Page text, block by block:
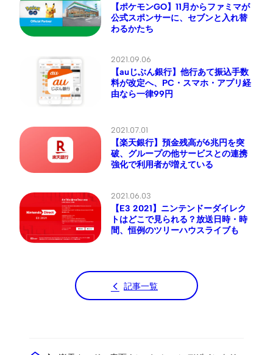
【ポケモンGO】11月からファミマが
公式スポンサーに、セブンと入れ替
わるかたち
2021.09.06
【auじぶん銀行】他行あて振込手数
料が改定へ、PC・スマホ・アプリ経
由なら一律99円
2021.07.01
【楽天銀行】預金残高が6兆円を突
破、グループの他サービスとの連携
強化で利用者が増えている
2021.06.03
【E3 2021】ニンテンドーダイレク
トはどこで見られる？放送日時・時
間、恒例のツリーハウスライブも
記事一覧